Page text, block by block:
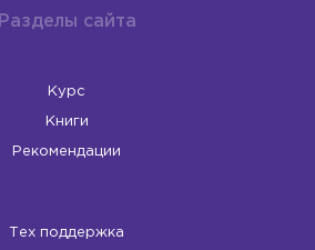
Разделы сайта
Курс
Книги
Рекомендации
Тех поддержка